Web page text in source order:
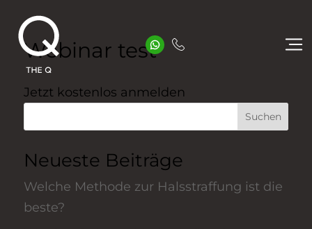
Webinar test
Jetzt kostenlos anmelden
Suchen
Neueste Beiträge
Welche Methode zur Halsstraffung ist die
beste?